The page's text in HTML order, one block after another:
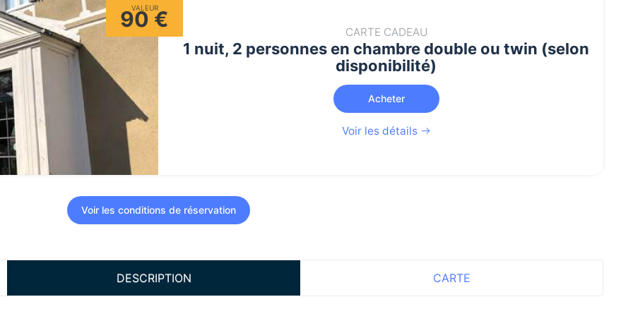
VALEUR
90 € CARTE CADEAU
1 nuit, 2 personnes en chambre double ou twin (selon
disponibilité)
Acheter
Voir les détails
Voir les conditions de réservation
DESCRIPTION CARTE